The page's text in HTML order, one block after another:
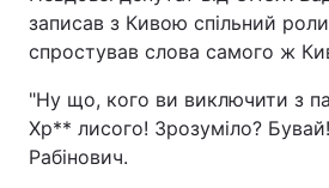
записав з Кивою спільний
спростував слова самого ж
"Ну що, кого ви виключити з
Хр** лисого! Зрозуміло?
Рабінович.